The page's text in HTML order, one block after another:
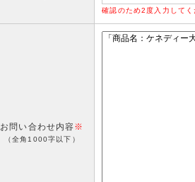
確認のため2度入力してく
お問い合わせ内容※
（全角1000字以下）